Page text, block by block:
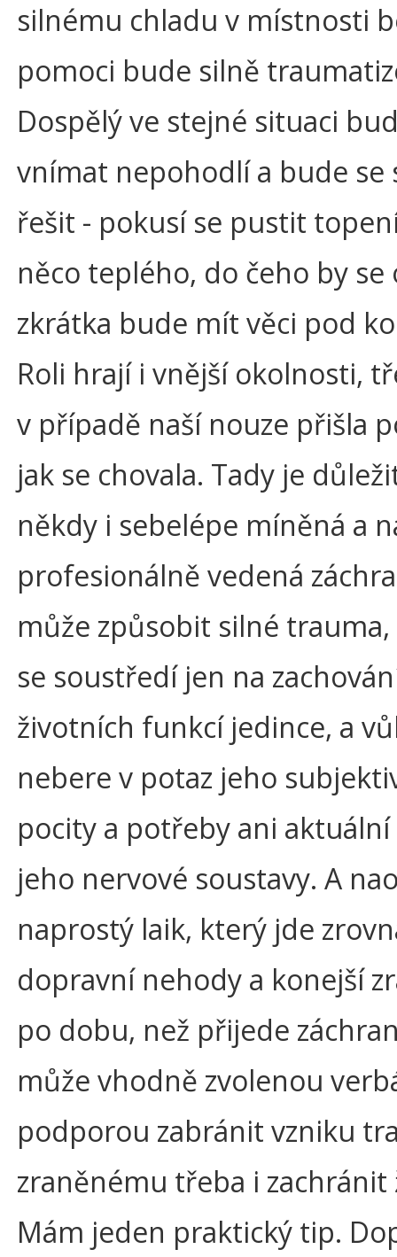
silnému chladu v místnosti
pomoci bude silně
Dospělý ve stejné situaci
vnímat nepohodlí a bude se
řešit - pokusí se pustit
něco teplého, do čeho by se
zkrátka bude mít věci pod
Roli hrají i vnější okolnosti,
v případě naší nouze přišla
jak se chovala. Tady je
někdy i sebelépe míněná a
profesionálně vedená
může způsobit silné
se soustředí jen na
životních funkcí jedince, a
nebere v potaz jeho
pocity a potřeby ani aktuální
jeho nervové soustavy. A
naprostý laik, který jde
dopravní nehody a konejší
po dobu, než přijede
může vhodně zvolenou
podporou zabránit vzniku
zraněnému třeba i zachránit
Mám jeden praktický tip.